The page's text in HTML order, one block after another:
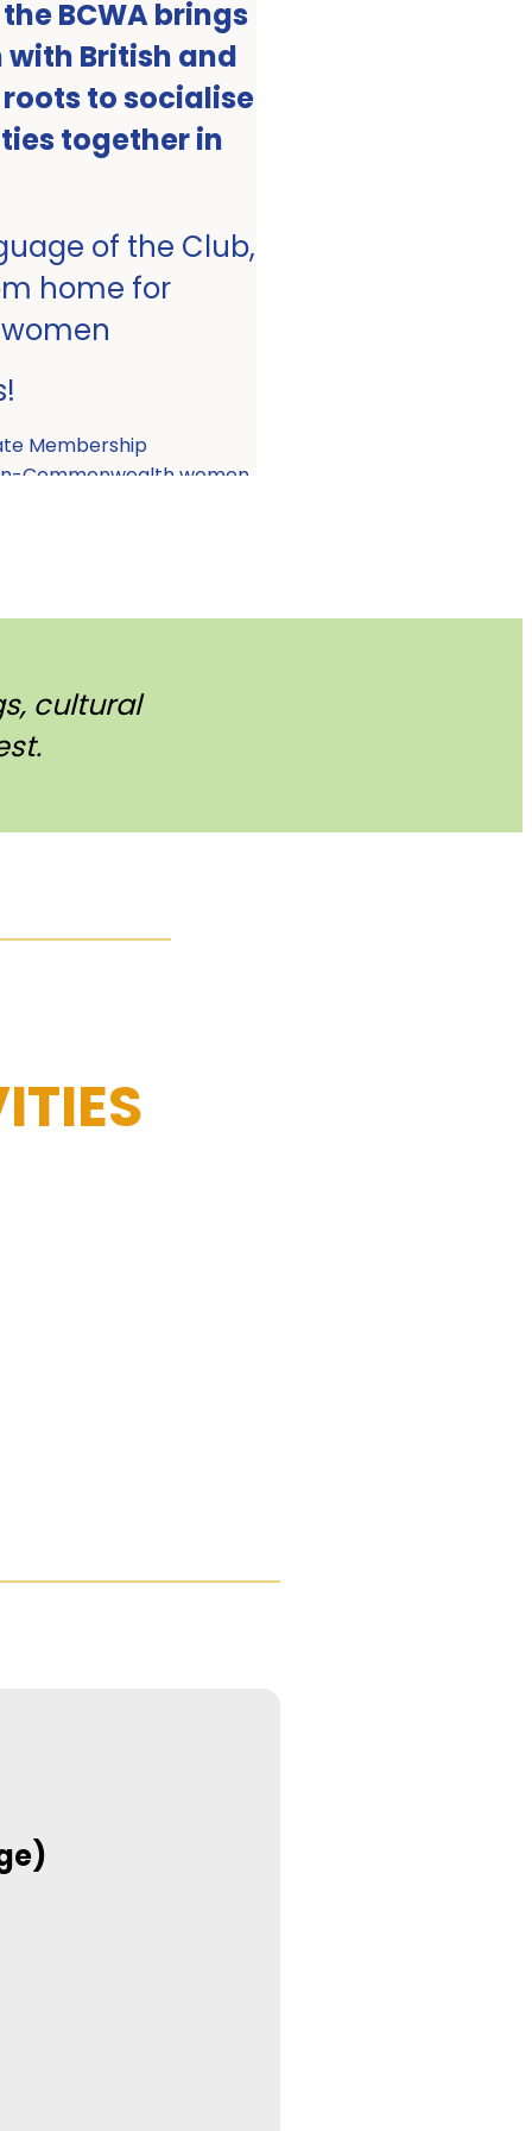
BCWA brings
British and
to socialise
together in
of the Club,
home for
Membership
Commonwealth women.
cultural